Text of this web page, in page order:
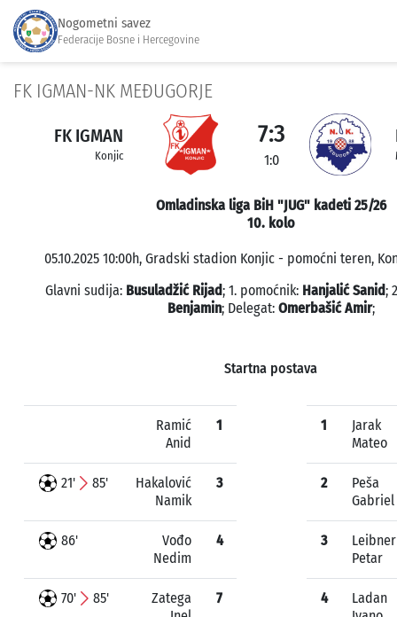
Nogometni savez
Federacije Bosne i Hercegovine
FK IGMAN-NK MEĐUGORJE
FK IGMAN
Konjic
7:3
1:0
Omladinska liga BiH "JUG" kadeti 25/26
10. kolo
05.10.2025 10:00h, Gradski stadion Konjic - pomoćni teren,
Glavni sudija: Busuladžić Rijad; 1. pomoćnik: Hanjalić Sanid;
Benjamin; Delegat: Omerbašić Amir;
Startna postava
Ramić
Anid
1
21' 85'
Hakalović
Namik
3
86'
Vođo
Nedim
4
70' 85'
Zatega
7
1
Jarak
Mateo
2
Peša
Gabriel
3
Leibner
Petar
4
Ladan